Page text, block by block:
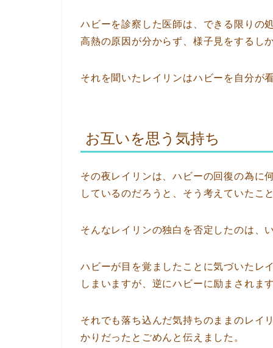
ハビーを診察した医師は、できる限りの
高熱の原因が分からず、様子見をするし
それを聞いたレイリンはハビーを自分が
お互いを思う気持ち
その夜レイリンは、ハビーの回復の為に
しているのだろうと、そう考えていたこ
そんなレイリンの独白を否定したのは、
ハビーが目を覚ましたことに気づいたレ
しまいますが、逆にハビーに励まされま
それでも落ち込んだ気持ちのままのレイ
かりだったとごめんと伝えました。